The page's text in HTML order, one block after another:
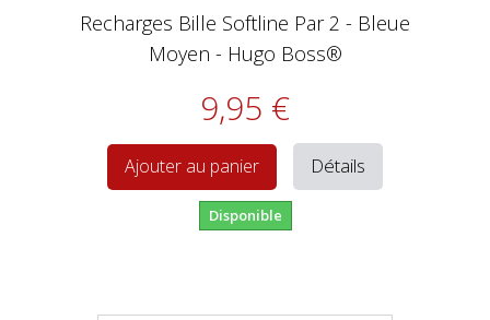
Recharges Bille Softline Par 2 - Bleue
Moyen - Hugo Boss®
9,95 €
Ajouter au panier Détails
Disponible